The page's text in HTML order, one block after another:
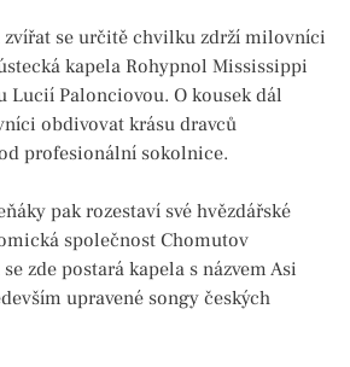
zvířat se určitě chvilku zdrží milovníci
kapela Rohypnol Mississippi
Lucií Palonciovou. O kousek dál
obdivovat krásu dravců
profesionální sokolnice.
pak rozestaví své hvězdářské
společnost Chomutov
zde postará kapela s názvem Asi
upravené songy českých